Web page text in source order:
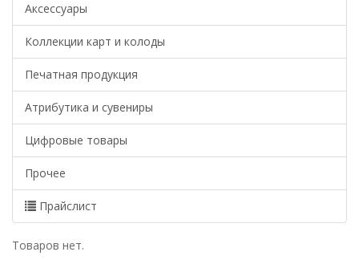
Аксессуары
Коллекции карт и колоды
Печатная продукция
Атрибутика и сувениры
Цифровые товары
Прочее
Прайслист
Товаров нет.